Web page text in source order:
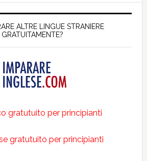
ALTRE LINGUE STRANIERE
GRATUITAMENTE?